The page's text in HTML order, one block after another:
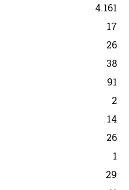
4.161
17
26
38
91
2
14
26
1
29